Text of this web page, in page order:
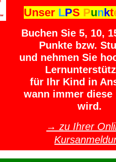
Unser LPS Pun kt
Buchen Sie 5, 10,
Punkte bzw.
und nehmen Sie
für Ihr Kind in
wann immer diese
wird.
→ zu Ihrer